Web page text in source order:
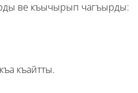
ве къычырып чагъырды:
къайтты.